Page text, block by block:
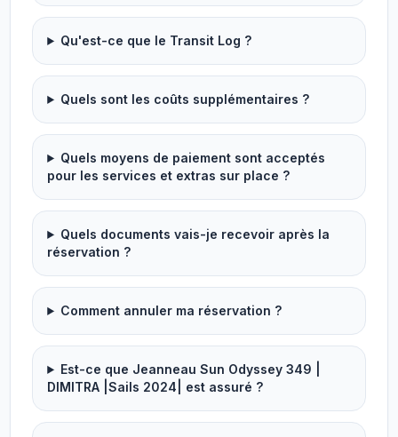
Qu'est-ce que le Transit Log ?
Quels sont les coûts supplémentaires ?
Quels moyens de paiement sont acceptés
pour les services et extras sur place ?
Quels documents vais-je recevoir après la
réservation ?
Comment annuler ma réservation ?
Est-ce que Jeanneau Sun Odyssey 349 |
DIMITRA |Sails 2024| est assuré ?